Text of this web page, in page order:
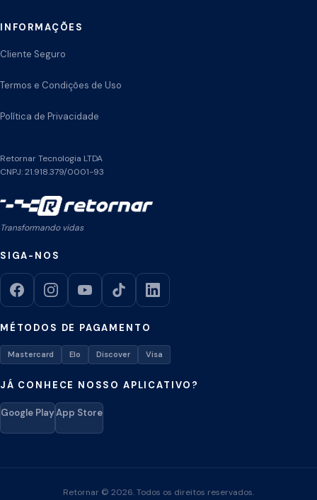
INFORMAÇÕES
Cliente Seguro
Termos e Condições de Uso
Política de Privacidade
Retornar Tecnologia LTDA
CNPJ: 21.918.379/0001-93
Transformando vidas
SIGA-NOS
MÉTODOS DE PAGAMENTO
Mastercard Elo Discover Visa
JÁ CONHECE NOSSO APLICATIVO?
Google PlayApp Store
Retornar © 2026. Todos os direitos reservados.